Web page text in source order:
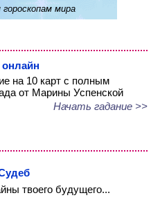
мира
онлайн
на 10 карт с полным
от Марины Успенской
Начать гадание >>
твоего будущего...